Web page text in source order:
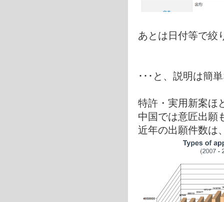
あとは日付等で絞
･･･と、説明は簡
特許・実用新案ほ
中国では意匠出願
近年の出願件数は